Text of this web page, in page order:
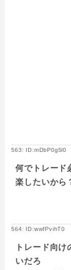
563: ID:mDbP0g5l0
何でトレード
楽したいから
564: ID:wwfPvihT0
トレード向
いだろ